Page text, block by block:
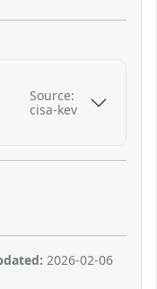
Source:
cisa-kev
2026-02-06